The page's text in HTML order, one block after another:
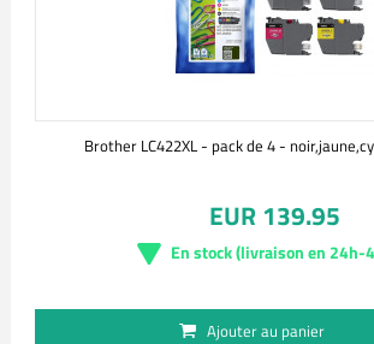
Brother LC422XL - pack de 4 -
EUR 139.95
En stock (livraison en 24h-
Ajouter au panier